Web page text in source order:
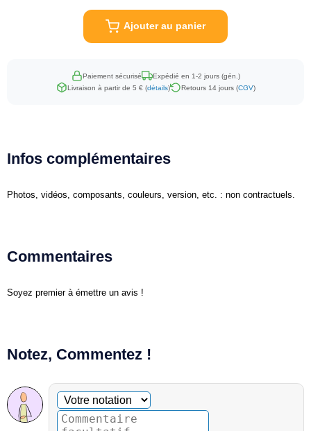
Ajouter au panier
Paiement sécurisé
Expédié en 1-2 jours (gén.)
Livraison à partir de 5 € (détails) Retours 14 jours (CGV)
Infos complémentaires
Photos, vidéos, composants, couleurs, version, etc. : non contractuels.
Commentaires
Soyez premier à émettre un avis !
Notez, Commentez !
Commentaire facultatif
Votre notation